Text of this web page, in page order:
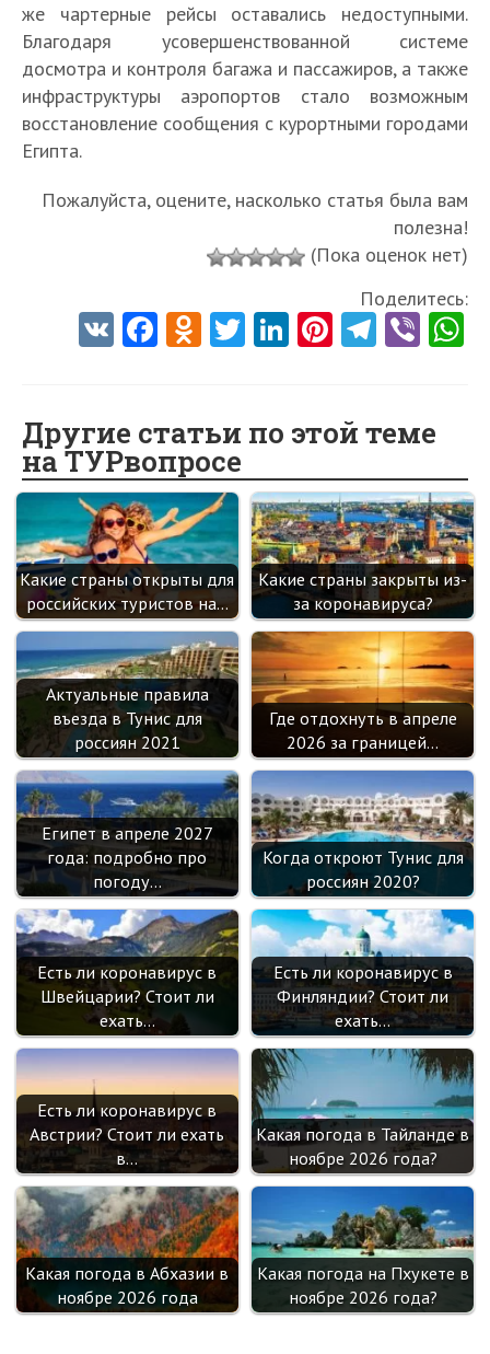
же чартерные рейсы оставались недоступными.
Благодаря усовершенствованной системе
досмотра и контроля багажа и пассажиров, а также
инфраструктуры аэропортов стало возможным
восстановление сообщения с курортными городами
Египта.
Пожалуйста, оцените, насколько статья была вам
полезна!
(Пока оценок нет)
Поделитесь:
V Fa
o
o
k
O
o
kl
as
sn
ik
i
T
er
Li
dI
n
Pi
es
t
Te
a
m
Vi
Другие статьи по этой теме
на ТУРвопросе
Какие страны открыты для
российских туристов на…
Какие страны закрыты из-
за коронавируса?
Актуальные правила
въезда в Тунис для
россиян 2021
Где отдохнуть в апреле
2026 за границей…
Египет в апреле 2027
года: подробно про
погоду…
Когда откроют Тунис для
россиян 2020?
Есть ли коронавирус в
Швейцарии? Стоит ли
ехать…
Есть ли коронавирус в
Финляндии? Стоит ли
ехать…
Есть ли коронавирус в
Австрии? Стоит ли ехать
в…
Какая погода в Тайланде в
ноябре 2026 года?
Какая погода в Абхазии в
ноябре 2026 года
Какая погода на Пхукете в
ноябре 2026 года?